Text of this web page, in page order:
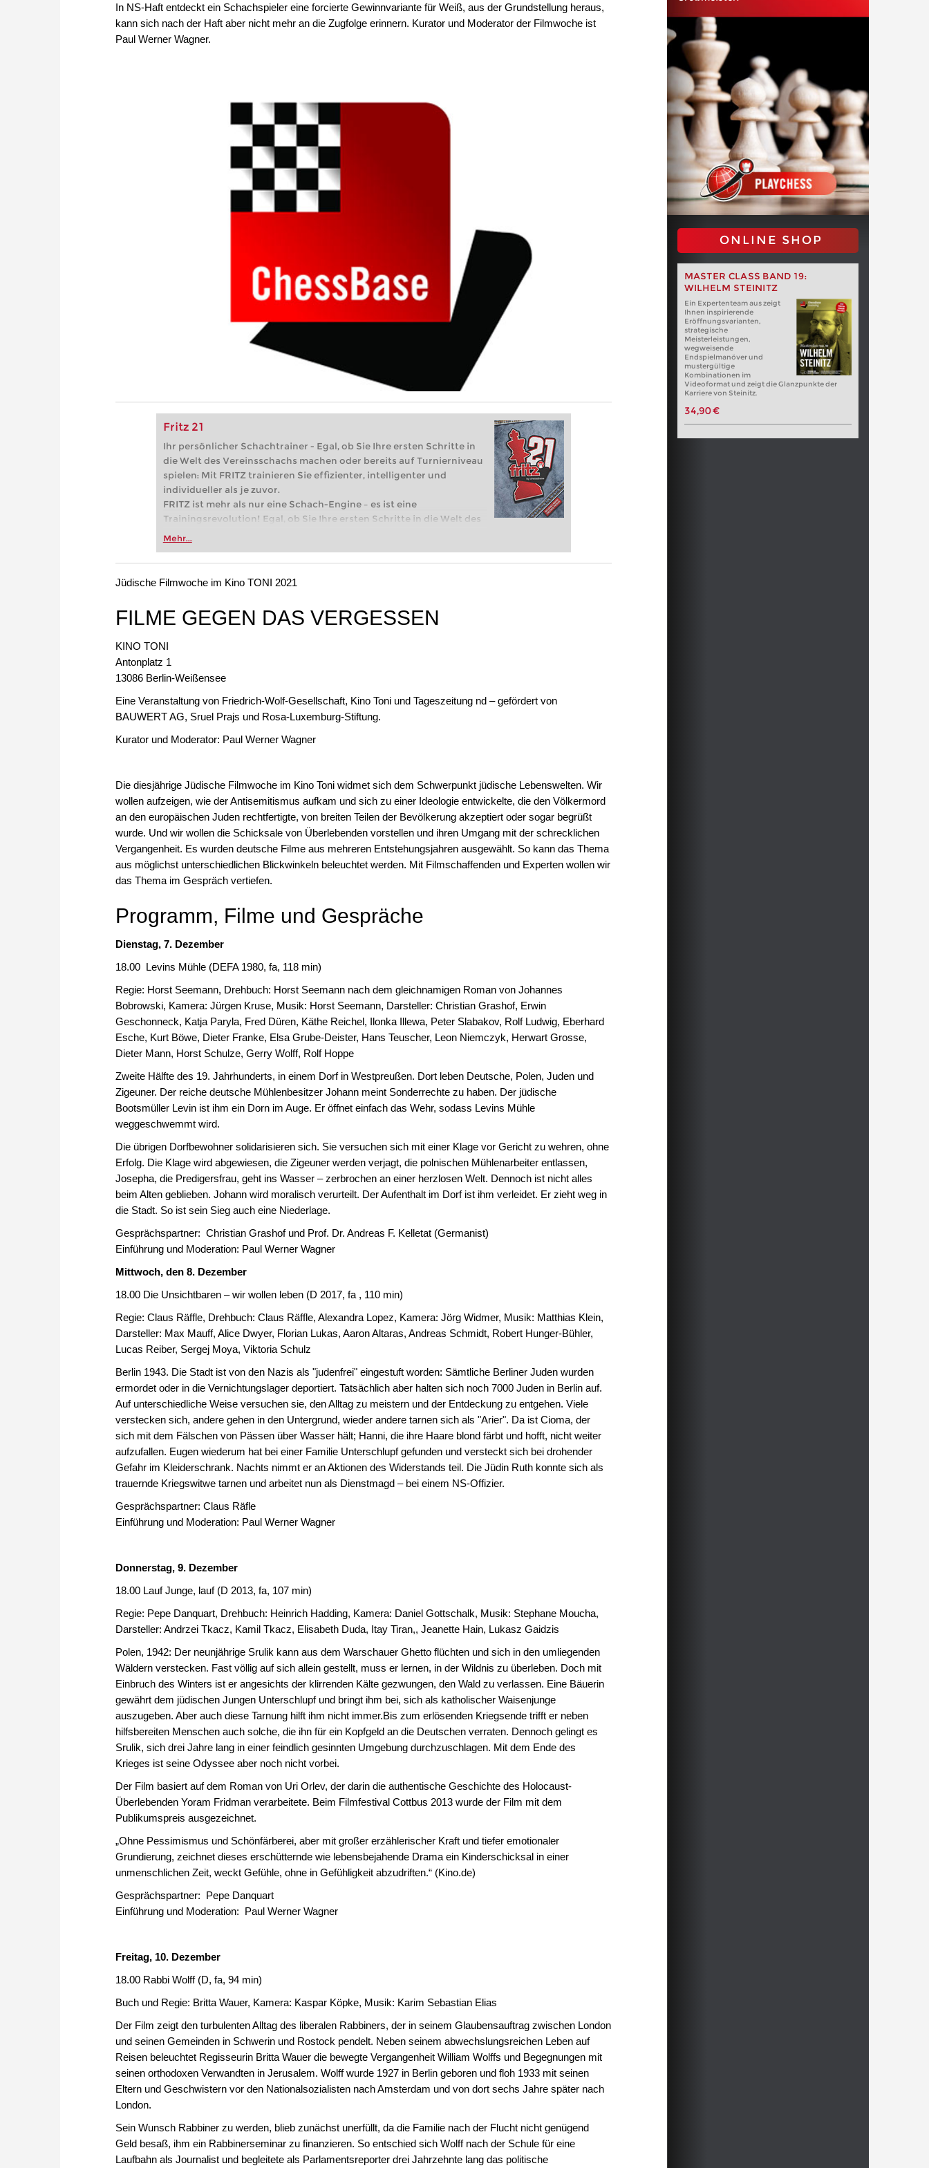
In NS-Haft entdeckt ein Schachspieler eine forcierte Gewinnvariante für Weiß, aus der Grundstellung heraus,
kann sich nach der Haft aber nicht mehr an die Zugfolge erinnern. Kurator und Moderator der Filmwoche ist
Paul Werner Wagner.
Fritz 21
Ihr persönlicher Schachtrainer - Egal, ob Sie Ihre ersten Schritte in
die Welt des Vereinsschachs machen oder bereits auf Turnierniveau
spielen: Mit FRITZ trainieren Sie effizienter, intelligenter und
individueller als je zuvor.
FRITZ ist mehr als nur eine Schach-Engine – es ist eine
Trainingsrevolution! Egal, ob Sie Ihre ersten Schritte in die Welt des
Vereinsschachs machen oder bereits auf Turnierniveau spielen: Mit
zuvor.
Mehr...
ONLINE SHOP
MASTER CLASS BAND 19:
WILHELM STEINITZ
Ein Expertenteam aus zeigt
Ihnen inspirierende
Eröffnungsvarianten,
strategische
Meisterleistungen,
wegweisende
Endspielmanöver und
mustergültige
Kombinationen im
Videoformat und zeigt die Glanzpunkte der
Karriere von Steinitz.
34,90 €
Jüdische Filmwoche im Kino TONI 2021
FILME GEGEN DAS VERGESSEN
KINO TONI
Antonplatz 1
13086 Berlin-Weißensee
Eine Veranstaltung von Friedrich-Wolf-Gesellschaft, Kino Toni und Tageszeitung nd – gefördert von
BAUWERT AG, Sruel Prajs und Rosa-Luxemburg-Stiftung.
Kurator und Moderator: Paul Werner Wagner
Die diesjährige Jüdische Filmwoche im Kino Toni widmet sich dem Schwerpunkt jüdische Lebenswelten. Wir
wollen aufzeigen, wie der Antisemitismus aufkam und sich zu einer Ideologie entwickelte, die den Völkermord
an den europäischen Juden rechtfertigte, von breiten Teilen der Bevölkerung akzeptiert oder sogar begrüßt
wurde. Und wir wollen die Schicksale von Überlebenden vorstellen und ihren Umgang mit der schrecklichen
Vergangenheit. Es wurden deutsche Filme aus mehreren Entstehungsjahren ausgewählt. So kann das Thema
aus möglichst unterschiedlichen Blickwinkeln beleuchtet werden. Mit Filmschaffenden und Experten wollen wir
das Thema im Gespräch vertiefen.
Programm, Filme und Gespräche
Dienstag, 7. Dezember
18.00 Levins Mühle (DEFA 1980, fa, 118 min)
Regie: Horst Seemann, Drehbuch: Horst Seemann nach dem gleichnamigen Roman von Johannes
Bobrowski, Kamera: Jürgen Kruse, Musik: Horst Seemann, Darsteller: Christian Grashof, Erwin
Geschonneck, Katja Paryla, Fred Düren, Käthe Reichel, Ilonka Illewa, Peter Slabakov, Rolf Ludwig, Eberhard
Esche, Kurt Böwe, Dieter Franke, Elsa Grube-Deister, Hans Teuscher, Leon Niemczyk, Herwart Grosse,
Dieter Mann, Horst Schulze, Gerry Wolff, Rolf Hoppe
Zweite Hälfte des 19. Jahrhunderts, in einem Dorf in Westpreußen. Dort leben Deutsche, Polen, Juden und
Zigeuner. Der reiche deutsche Mühlenbesitzer Johann meint Sonderrechte zu haben. Der jüdische
Bootsmüller Levin ist ihm ein Dorn im Auge. Er öffnet einfach das Wehr, sodass Levins Mühle
weggeschwemmt wird.
Die übrigen Dorfbewohner solidarisieren sich. Sie versuchen sich mit einer Klage vor Gericht zu wehren, ohne
Erfolg. Die Klage wird abgewiesen, die Zigeuner werden verjagt, die polnischen Mühlenarbeiter entlassen,
Josepha, die Predigersfrau, geht ins Wasser – zerbrochen an einer herzlosen Welt. Dennoch ist nicht alles
beim Alten geblieben. Johann wird moralisch verurteilt. Der Aufenthalt im Dorf ist ihm verleidet. Er zieht weg in
die Stadt. So ist sein Sieg auch eine Niederlage.
Gesprächspartner: Christian Grashof und Prof. Dr. Andreas F. Kelletat (Germanist)
Einführung und Moderation: Paul Werner Wagner
Mittwoch, den 8. Dezember
18.00 Die Unsichtbaren – wir wollen leben (D 2017, fa , 110 min)
Regie: Claus Räffle, Drehbuch: Claus Räffle, Alexandra Lopez, Kamera: Jörg Widmer, Musik: Matthias Klein,
Darsteller: Max Mauff, Alice Dwyer, Florian Lukas, Aaron Altaras, Andreas Schmidt, Robert Hunger-Bühler,
Lucas Reiber, Sergej Moya, Viktoria Schulz
Berlin 1943. Die Stadt ist von den Nazis als "judenfrei" eingestuft worden: Sämtliche Berliner Juden wurden
ermordet oder in die Vernichtungslager deportiert. Tatsächlich aber halten sich noch 7000 Juden in Berlin auf.
Auf unterschiedliche Weise versuchen sie, den Alltag zu meistern und der Entdeckung zu entgehen. Viele
verstecken sich, andere gehen in den Untergrund, wieder andere tarnen sich als "Arier". Da ist Cioma, der
sich mit dem Fälschen von Pässen über Wasser hält; Hanni, die ihre Haare blond färbt und hofft, nicht weiter
aufzufallen. Eugen wiederum hat bei einer Familie Unterschlupf gefunden und versteckt sich bei drohender
Gefahr im Kleiderschrank. Nachts nimmt er an Aktionen des Widerstands teil. Die Jüdin Ruth konnte sich als
trauernde Kriegswitwe tarnen und arbeitet nun als Dienstmagd – bei einem NS-Offizier.
Gesprächspartner: Claus Räfle
Einführung und Moderation: Paul Werner Wagner
Donnerstag, 9. Dezember
18.00 Lauf Junge, lauf (D 2013, fa, 107 min)
Regie: Pepe Danquart, Drehbuch: Heinrich Hadding, Kamera: Daniel Gottschalk, Musik: Stephane Moucha,
Darsteller: Andrzei Tkacz, Kamil Tkacz, Elisabeth Duda, Itay Tiran,, Jeanette Hain, Lukasz Gaidzis
Polen, 1942: Der neunjährige Srulik kann aus dem Warschauer Ghetto flüchten und sich in den umliegenden
Wäldern verstecken. Fast völlig auf sich allein gestellt, muss er lernen, in der Wildnis zu überleben. Doch mit
Einbruch des Winters ist er angesichts der klirrenden Kälte gezwungen, den Wald zu verlassen. Eine Bäuerin
gewährt dem jüdischen Jungen Unterschlupf und bringt ihm bei, sich als katholischer Waisenjunge
auszugeben. Aber auch diese Tarnung hilft ihm nicht immer.Bis zum erlösenden Kriegsende trifft er neben
hilfsbereiten Menschen auch solche, die ihn für ein Kopfgeld an die Deutschen verraten. Dennoch gelingt es
Srulik, sich drei Jahre lang in einer feindlich gesinnten Umgebung durchzuschlagen. Mit dem Ende des
Krieges ist seine Odyssee aber noch nicht vorbei.
Der Film basiert auf dem Roman von Uri Orlev, der darin die authentische Geschichte des Holocaust-
Überlebenden Yoram Fridman verarbeitete. Beim Filmfestival Cottbus 2013 wurde der Film mit dem
Publikumspreis ausgezeichnet.
„Ohne Pessimismus und Schönfärberei, aber mit großer erzählerischer Kraft und tiefer emotionaler
Grundierung, zeichnet dieses erschütternde wie lebensbejahende Drama ein Kinderschicksal in einer
unmenschlichen Zeit, weckt Gefühle, ohne in Gefühligkeit abzudriften.“ (Kino.de)
Gesprächspartner: Pepe Danquart
Einführung und Moderation: Paul Werner Wagner
Freitag, 10. Dezember
18.00 Rabbi Wolff (D, fa, 94 min)
Buch und Regie: Britta Wauer, Kamera: Kaspar Köpke, Musik: Karim Sebastian Elias
Der Film zeigt den turbulenten Alltag des liberalen Rabbiners, der in seinem Glaubensauftrag zwischen London
und seinen Gemeinden in Schwerin und Rostock pendelt. Neben seinem abwechslungsreichen Leben auf
Reisen beleuchtet Regisseurin Britta Wauer die bewegte Vergangenheit William Wolffs und Begegnungen mit
seinen orthodoxen Verwandten in Jerusalem. Wolff wurde 1927 in Berlin geboren und floh 1933 mit seinen
Eltern und Geschwistern vor den Nationalsozialisten nach Amsterdam und von dort sechs Jahre später nach
London.
Sein Wunsch Rabbiner zu werden, blieb zunächst unerfüllt, da die Familie nach der Flucht nicht genügend
Geld besaß, ihm ein Rabbinerseminar zu finanzieren. So entschied sich Wolff nach der Schule für eine
Laufbahn als Journalist und begleitete als Parlamentsreporter drei Jahrzehnte lang das politische